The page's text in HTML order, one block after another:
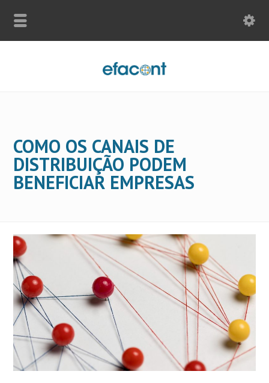
COMO OS CANAIS DE
DISTRIBUIÇÃO PODEM
BENEFICIAR EMPRESAS